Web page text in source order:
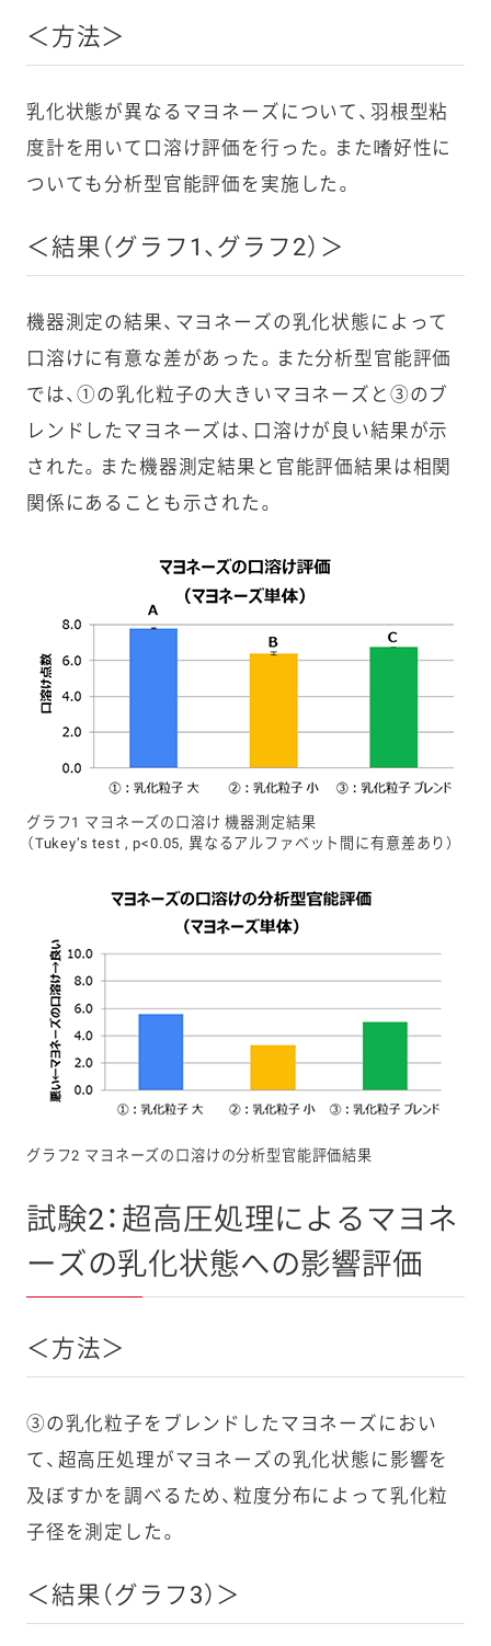
＜方法＞
乳化状態が異なるマヨネーズについて、羽根型粘
度計を用いて口溶け評価を行った。また嗜好性に
ついても分析型官能評価を実施した。
＜結果（グラフ1、グラフ2）＞
機器測定の結果、マヨネーズの乳化状態によって
口溶けに有意な差があった。また分析型官能評価
では、①の乳化粒子の大きいマヨネーズと③のブ
レンドしたマヨネーズは、口溶けが良い結果が示
された。また機器測定結果と官能評価結果は相関
関係にあることも示された。
グラフ1 マヨネーズの口溶け 機器測定結果
（Tukey’s test , p<0.05, 異なるアルファベット間に有意差あり）
グラフ2 マヨネーズの口溶けの分析型官能評価結果
試験2：超高圧処理によるマヨネ
ーズの乳化状態への影響評価
＜方法＞
③の乳化粒子をブレンドしたマヨネーズにおい
て、超高圧処理がマヨネーズの乳化状態に影響を
及ぼすかを調べるため、粒度分布によって乳化粒
子径を測定した。
＜結果（グラフ3）＞